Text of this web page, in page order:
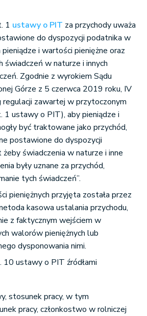
1 ustawy o PIT za przychody uważa
do dyspozycji podatnika w
i wartości pieniężne oraz
świadczeń w naturze i innych
Zgodnie z wyrokiem Sądu
Górze z 5 czerwca 2019 roku, IV
regulacji zawartej w przytoczonym
1 ustawy o PIT), aby pieniądze i
być traktowane jako przychód,
postawione do dyspozycji
świadczenia w naturze i inne
były uznane za przychód,
tych świadczeń”.
pieniężnych przyjęta została przez
kasowa ustalania przychodu,
z faktycznym wejściem w
walorów pieniężnych lub
dysponowania nimi.
10 ustawy o PIT źródłami
stosunek pracy, w tym
pracy, członkostwo w rolniczej